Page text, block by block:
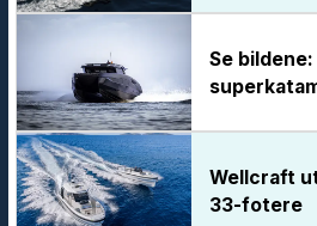
Se
Wellcraft
33-fotere